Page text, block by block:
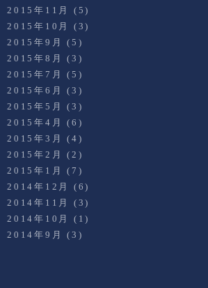
2015年11月
(5)
2015年10月
(3)
2015年9月
(5)
2015年8月
(3)
2015年7月
(5)
2015年6月
(3)
2015年5月
(3)
2015年4月
(6)
2015年3月
(4)
2015年2月
(2)
2015年1月
(7)
2014年12月
(6)
2014年11月
(3)
2014年10月
(1)
2014年9月
(3)